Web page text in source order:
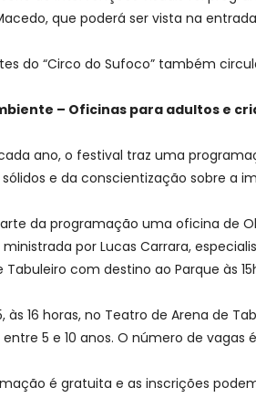
que poderá ser vista na
do “Circo do Sufoco” também
– Oficinas para adultos e
ano, o festival traz uma
sólidos e da conscientização sobre a
da programação uma oficina de
ministrada por Lucas Carrara,
Tabuleiro com destino ao Parque às
às 16 horas, no Teatro de Arena de
5 e 10 anos. O número de vagas
é gratuita e as inscrições